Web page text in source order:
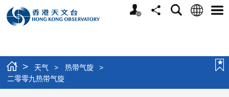
个
分
搜
语
选
> 天气 > 热带气旋
>
二零零九热带气旋